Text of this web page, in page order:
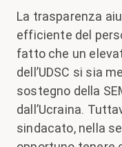
La trasparenza
efficiente del
fatto che un
dell’UDSC si sia
sostegno della
dall’Ucraina.
sindacato, nella